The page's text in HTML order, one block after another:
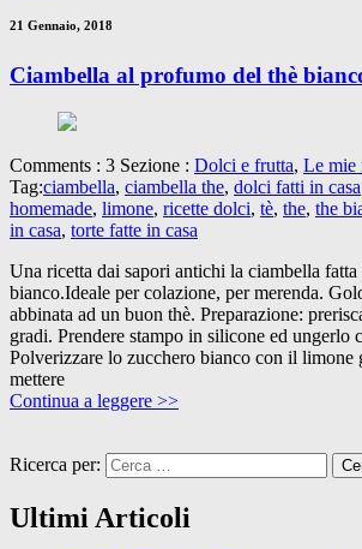
21 Gennaio, 2018
Ciambella al profumo del thè
Comments : 3 Sezione : Dolci e frutta, Le mie
Tag:ciambella, ciambella the, dolci fatti in casa
homemade, limone, ricette dolci, tè, the, the
in casa, torte fatte in casa
Una ricetta dai sapori antichi la ciambella
bianco.Ideale per colazione, per merenda.
abbinata ad un buon thè. Preparazione:
gradi. Prendere stampo in silicone ed ungerlo
Polverizzare lo zucchero bianco con il limone
mettere
Continua a leggere >>
Ricerca per:
Ultimi Articoli